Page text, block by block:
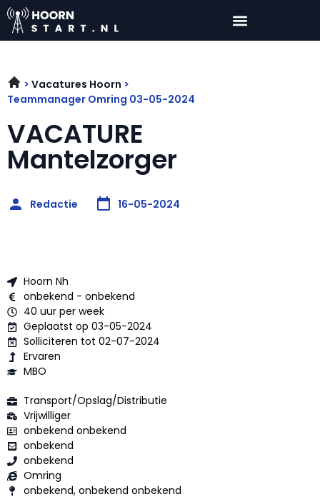
Vacatures Hoorn
Teammanager Omring 03-05-2024
VACATURE
Mantelzorger
Redactie 16-05-2024
Hoorn Nh
onbekend - onbekend
40 uur per week
Geplaatst op 03-05-2024
Solliciteren tot 02-07-2024
Ervaren
MBO
Transport/Opslag/Distributie
Vrijwilliger
onbekend onbekend
onbekend
onbekend
Omring
onbekend, onbekend onbekend